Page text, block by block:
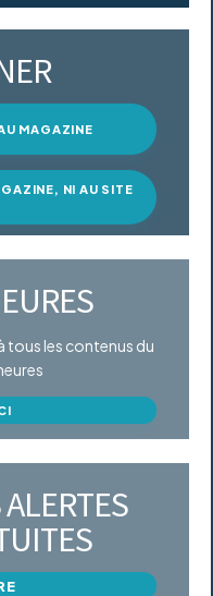
MAGAZINE
NI AU SITE
tous les contenus du